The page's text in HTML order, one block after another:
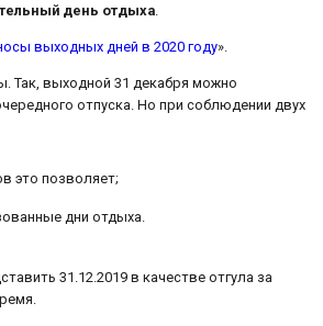
день отдыха
выходных дней в 2020 году».
Так, выходной 31 декабря можно
отпуска. Но при соблюдении двух
это позволяет;
дни отдыха.
31.12.2019 в качестве отгула за